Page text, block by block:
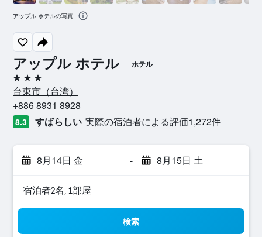
アップル ホテル ホテル
3つ星
台東市​（台湾​）​
+886 8931 8928
8.3 すばらしい 実際の宿泊者による評価1,272​件
8月14日 金 - 8月15日 土
宿泊者2名, 1​部屋
検索
アップル ホテルの写真